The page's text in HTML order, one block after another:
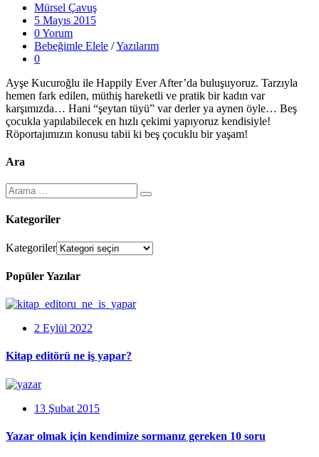
Mürsel Çavuş
5 Mayıs 2015
0 Yorum
Bebeğimle Elele /Yazılarım
0
Ayşe Kucuroğlu ile Happily Ever After’da buluşuyoruz. Tarzıyla
hemen fark edilen, müthiş hareketli ve pratik bir kadın var
karşımızda… Hani “şeytan tüyü” var derler ya aynen öyle… Beş
çocukla yapılabilecek en hızlı çekimi yapıyoruz kendisiyle!
Röportajımızın konusu tabii ki beş çocuklu bir yaşam!
Ara
Kategoriler
Kategoriler
Popüler Yazılar
2 Eylül 2022
Kitap editörü ne iş yapar?
13 Şubat 2015
Yazar olmak için kendimize sormanız gereken 10 soru